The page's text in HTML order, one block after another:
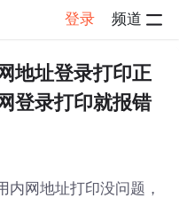
登录 频道
地址登录打印正
登录打印就报错
内网地址打印没问题，